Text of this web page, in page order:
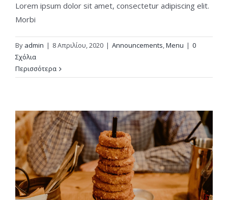
Lorem ipsum dolor sit amet, consectetur adipiscing elit.
Morbi
By admin | 8 Απριλίου, 2020 | Announcements,Menu | 0
Σχόλια
Περισσότερα